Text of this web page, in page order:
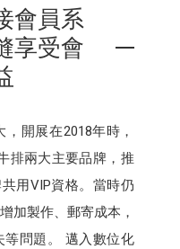
會員系
享受會
開展在2018年時，
排兩大主要品牌，推
用VIP資格。當時仍
加製作、郵寄成本，
問題。 邁入數位化